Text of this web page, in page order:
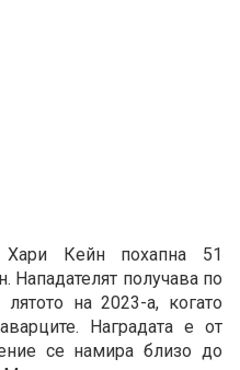
Хари Кейн похапна 51
Нападателят получава по
на 2023-а, когато
Наградата е от
се намира близо до